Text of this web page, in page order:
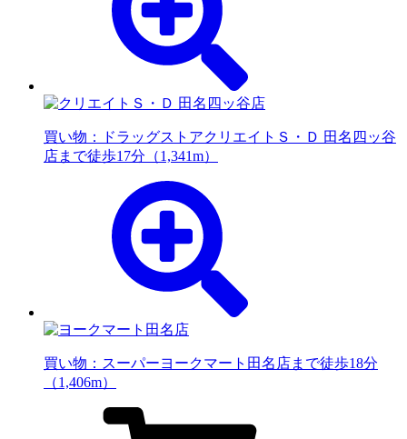
買い物：ドラッグストアクリエイトＳ・Ｄ 田名四ッ谷
店まで徒歩17分（1,341m）
買い物：スーパーヨークマート田名店まで徒歩18分
（1,406m）